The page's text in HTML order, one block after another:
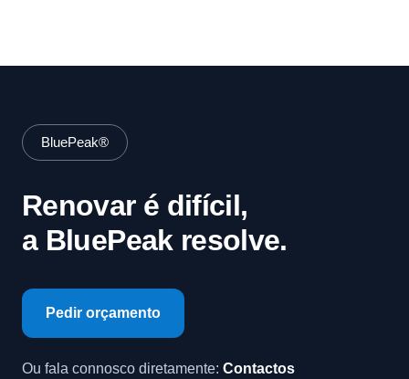
BluePeak®
Renovar é difícil,
a BluePeak resolve.
Pedir orçamento
Ou fala connosco diretamente: Contactos